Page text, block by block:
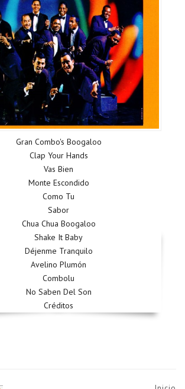
Gran Combo's Boogaloo
Clap Your Hands
Vas Bien
Monte Escondido
Como Tu
Sabor
Chua Chua Boogaloo
Shake It Baby
Déjenme Tranquilo
Avelino Plumón
Combolu
No Saben Del Son
Créditos